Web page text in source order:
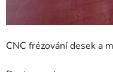
CNC frézování desek a